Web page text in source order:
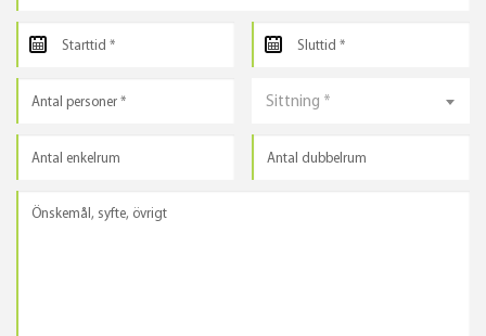
Sittning *